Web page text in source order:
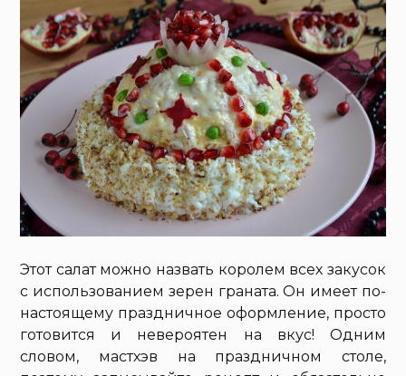
Этот салат можно назвать королем всех закусок
с использованием зерен граната. Он имеет по-
настоящему праздничное оформление, просто
готовится и невероятен на вкус! Одним
словом, мастхэв на праздничном столе,